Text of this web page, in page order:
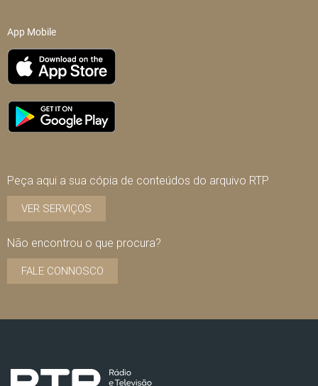
App Mobile
Peça aqui a sua cópia de conteúdos do arquivo RTP
VER SERVIÇOS
Não encontrou o que procura?
FALE CONNOSCO